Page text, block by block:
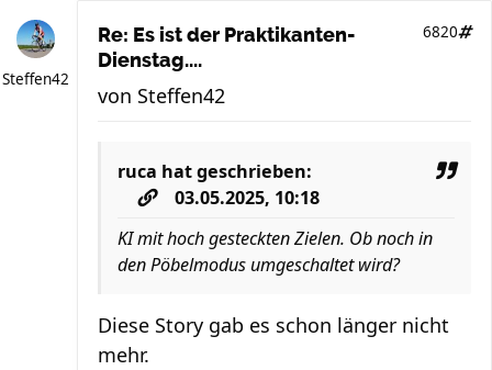
Steffen42
Re: Es ist der Praktikanten-
Dienstag....
6820
von Steffen42
ruca hat geschrieben:
03.05.2025, 10:18
KI mit hoch gesteckten Zielen. Ob noch in
den Pöbelmodus umgeschaltet wird?
Diese Story gab es schon länger nicht
mehr.